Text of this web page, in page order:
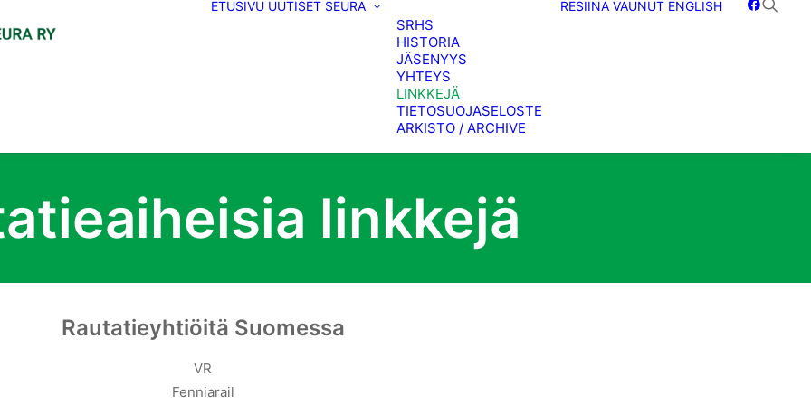
ETUSIVU UUTISET SEURA
SRHS
HISTORIA
JÄSENYYS
YHTEYS
LINKKEJÄ
TIETOSUOJASELOSTE
ARKISTO / ARCHIVE
RESIINA VAUNUT ENGLISH
linkkejä
Rautatieyhtiöitä Suomessa
VR
Fenniarail